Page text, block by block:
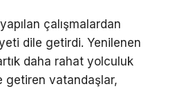
çalışmalardan
dile getirdi. Yenilenen
daha rahat yolculuk
getiren vatandaşlar,